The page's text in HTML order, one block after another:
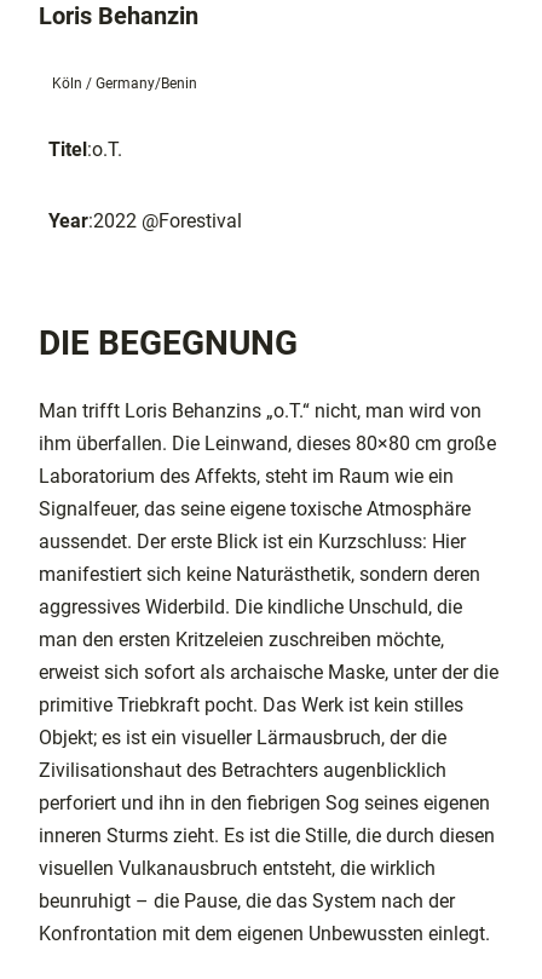
Loris Behanzin
Köln / Germany/Benin
Titel :o.T.
Year:2022 @Forestival
DIE BEGEGNUNG
Man trifft Loris Behanzins „o.T.“ nicht, man wird von
ihm überfallen. Die Leinwand, dieses 80×80 cm große
Laboratorium des Affekts, steht im Raum wie ein
Signalfeuer, das seine eigene toxische Atmosphäre
aussendet. Der erste Blick ist ein Kurzschluss: Hier
manifestiert sich keine Naturästhetik, sondern deren
aggressives Widerbild. Die kindliche Unschuld, die
man den ersten Kritzeleien zuschreiben möchte,
erweist sich sofort als archaische Maske, unter der die
primitive Triebkraft pocht. Das Werk ist kein stilles
Objekt; es ist ein visueller Lärmausbruch, der die
Zivilisationshaut des Betrachters augenblicklich
perforiert und ihn in den fiebrigen Sog seines eigenen
inneren Sturms zieht. Es ist die Stille, die durch diesen
visuellen Vulkanausbruch entsteht, die wirklich
beunruhigt – die Pause, die das System nach der
Konfrontation mit dem eigenen Unbewussten einlegt.